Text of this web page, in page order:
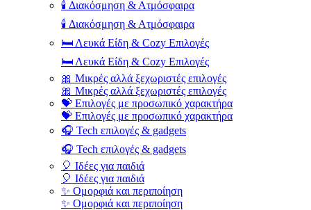
🕯️ Διακόσμηση & Ατμόσφαιρα
🕯️ Διακόσμηση & Ατμόσφαιρα
🛏️ Λευκά Είδη & Cozy Επιλογές
🛏️ Λευκά Είδη & Cozy Επιλογές
🎀 Μικρές αλλά ξεχωριστές επιλογές
🎀 Μικρές αλλά ξεχωριστές επιλογές
💝 Επιλογές με προσωπικό χαρακτήρα
💝 Επιλογές με προσωπικό χαρακτήρα
🎧 Tech επιλογές & gadgets
🎧 Tech επιλογές & gadgets
🎈 Ιδέες για παιδιά
🎈 Ιδέες για παιδιά
✨ Ομορφιά και περιποίηση
✨ Ομορφιά και περιποίηση